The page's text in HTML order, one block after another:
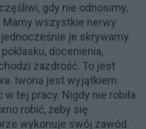
gdy nie odnosimy,
wszystkie nerwy
je skrywamy.
docenienia,
zazdrość. To jest
Iwona jest wyjątkiem.
w tej pracy. Nigdy nie robiła
robić, żeby się
wykonuje swój zawód.